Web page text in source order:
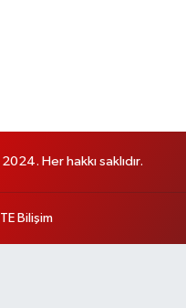
Her hakkı saklıdır.
TE Bilişim